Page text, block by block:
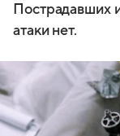
Пострадавших
атаки нет.